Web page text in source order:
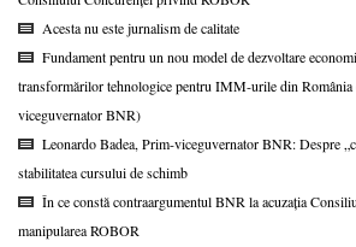
Acesta nu este jurnalism de calitate
Fundament pentru un nou model de dezvoltare
transformărilor tehnologice pentru IMM-urile din România
viceguvernator BNR)
Leonardo Badea, Prim-viceguvernator BNR: Despre
stabilitatea cursului de schimb
În ce constă contraargumentul BNR la acuzația
manipularea ROBOR